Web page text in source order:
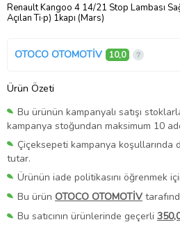
Renault Kangoo 4 14/21 Stop Lambası Sağ
Açılan Ti·p) 1kapı (Mars)
OTOCO OTOMOTİV 10,0
Ürün Özeti
Bu ürünün kampanyalı satışı
kampanya stoğundan maksimum 10
Çiçeksepeti kampanya koşullarında
tutar.
Ürünün iade politikasını öğrenmek
Bu ürün OTOCO OTOMOTİV
Bu satıcının ürünlerinde geçerli